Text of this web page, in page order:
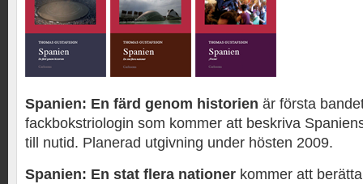
Spanien: En färd genom historien är första
fackbokstriologin som kommer att beskriva
till nutid. Planerad utgivning under hösten 2009.
Spanien: En stat flera nationer kommer att